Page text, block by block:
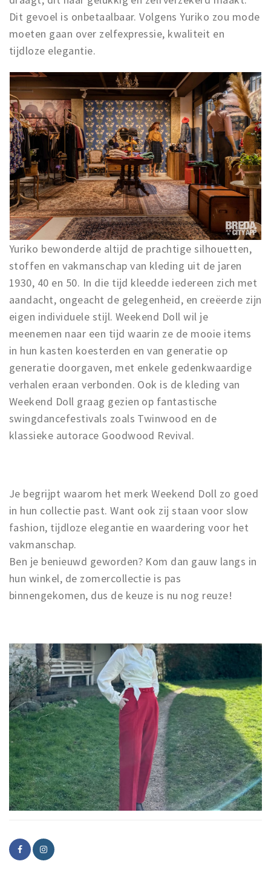
Deals
Parkeren
Inloggen
Dit gevoel is onbetaalbaar. Volgens Yuriko zou mode
moeten gaan over zelfexpressie, kwaliteit en
tijdloze elegantie.
Yuriko bewonderde altijd de prachtige silhouetten,
stoffen en vakmanschap van kleding uit de jaren
1930, 40 en 50. In die tijd kleedde iedereen zich met
aandacht, ongeacht de gelegenheid, en creëerde zijn
eigen individuele stijl. Weekend Doll wil je
meenemen naar een tijd waarin ze de mooie items
in hun kasten koesterden en van generatie op
generatie doorgaven, met enkele gedenkwaardige
verhalen eraan verbonden. Ook is de kleding van
Weekend Doll graag gezien op fantastische
swingdancefestivals zoals Twinwood en de
klassieke autorace Goodwood Revival.
Je begrijpt waarom het merk Weekend Doll zo goed
in hun collectie past. Want ook zij staan voor slow
fashion, tijdloze elegantie en waardering voor het
vakmanschap.
Ben je benieuwd geworden? Kom dan gauw langs in
hun winkel, de zomercollectie is pas
binnengekomen, dus de keuze is nu nog reuze!